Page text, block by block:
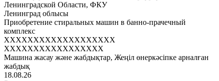
Ленинградской Области, ФКУ
Ленинград облысы
Приобретение стиральных машин в банно-прачечный
комплекс
XXXXXXXXXXXXXXXXXXX
XXXXXXXXXXXXXXXXX
Машина жасау және жабдықтар, Жеңіл өнеркәсіпке арналған
жабдық
18.08.26